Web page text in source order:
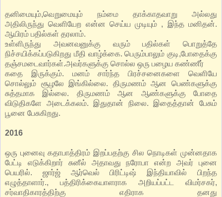
தனிமையும்,வெறுமையும் நம்மை தாக்காதவாறு அல்லது
அதிலிருந்து வெளியேற என்ன செய்ய முடியும் , இந்த மனிதன்.
ஆயிரம் பதில்கள் தரலாம்.
உள்ளிருந்து அவனவனுக்கு வரும் பதில்கள் பொறுத்தே
நிச்சயிக்கப்படுகிறது மீதி வாழ்க்கை. பெரும்பாலும் குடி,போதைக்கு
தஞ்சமடைவார்கள்.அவர்களுக்கு சொல்ல ஒரு பழைய கண்ணீர்
கதை இருக்கும். மனம் சார்ந்த பிரச்சனைகளை வெளியே
சொல்லும் சூழலே இங்கில்லை. திருமணம் ஆன பெண்களுக்கு
சுத்தமாக இல்லை. திருமணம் ஆன ஆண்களுக்கு போதை
விடுதிகளே அடைக்கலம். இதுதான் நிலை. இதைத்தான் பேசும்
பூனை பேசுகிறது.
2016
ஒரு புனைவு கதாபாத்திரம் இறப்பதற்கு சில நொடிகள் முன்னதாக
பேட்டி எடுக்கிறார் சுனீல் அதாவது நரோபா என்ற அவர் புனை
பெயரில். ஜார்ஜ் ஆர்வெல் பிரிட்டிஷ் இந்தியாவில் பிறந்த
எழுத்தாளார்., பத்திரிக்கையாளராக அறியப்பட்ட விமர்சகர்,
சர்வாதிகாரத்திற்கு எதிராக தனது